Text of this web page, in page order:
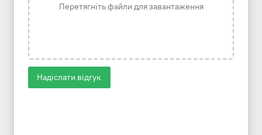
Перетягніть файли для завантаження
Надіслати відгук